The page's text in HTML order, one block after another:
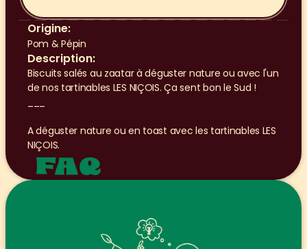
Origine:
Pom & Pépin
Description:
Biscuits salés au zaatar à déguster nature ou avec l'un
de nos tartinables LES NIÇOIS. Ça sent bon le Sud !
A déguster nature ou en toast avec les tartinables LES
NIÇOIS.
FAQ